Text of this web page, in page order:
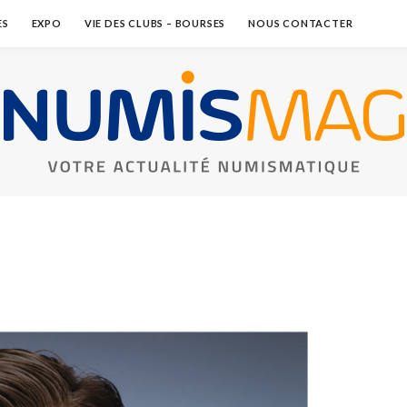
EXPO VIE DES CLUBS – BOURSES NOUS CONTACTER